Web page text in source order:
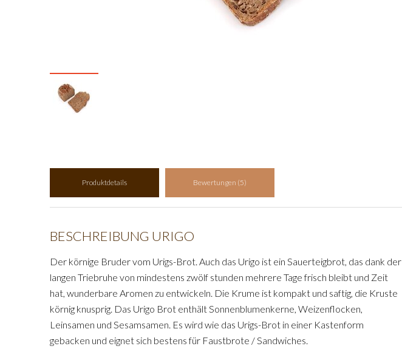
Produktdetails Bewertungen (5)
BESCHREIBUNG URIGO
Der körnige Bruder vom Urigs-Brot. Auch das Urigo ist ein Sauerteigbrot, das dank der
langen Triebruhe von mindestens zwölf stunden mehrere Tage frisch bleibt und Zeit
hat, wunderbare Aromen zu entwickeln. Die Krume ist kompakt und saftig, die Kruste
körnig knusprig. Das Urigo Brot enthält Sonnenblumenkerne, Weizenflocken,
Leinsamen und Sesamsamen. Es wird wie das Urigs-Brot in einer Kastenform
gebacken und eignet sich bestens für Faustbrote / Sandwiches.